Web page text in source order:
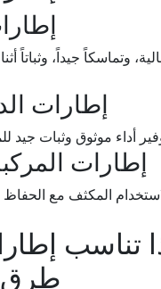
وتماسكاً جيداً، وثباتاً
إطارات
أداء موثوق وثبات جيد
إطارات
المكثف مع الحفاظ
تناسب
طرق